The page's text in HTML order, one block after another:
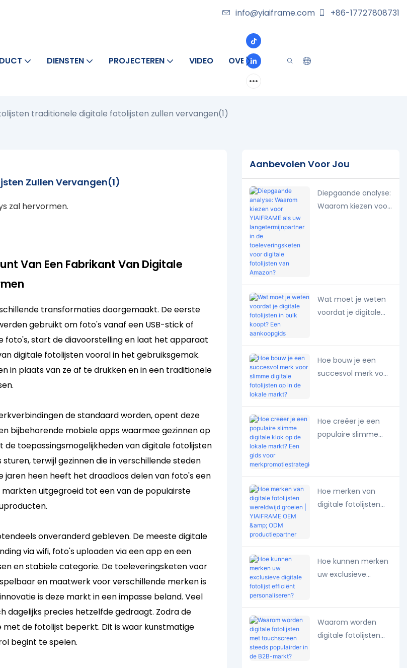
info@yiaiframe.com +86-17727808731
DIENSTEN PROJECTEREN VIDEO OVER CONTACT
traditionele digitale fotolijsten zullen vervangen(1)
Zullen Vervangen(1)
zal hervormen.
Van Een Fabrikant Van Digitale
transformaties doorgemaakt. De eerste
gebruikt om foto's vanaf een USB-stick of
foto's, start de diavoorstelling en laat het apparaat
digitale fotolijsten vooral in het gebruiksgemak.
in plaats van ze af te drukken en in een traditionele
de standaard worden, opent deze
bijbehorende mobiele apps waarmee gezinnen op
toepassingsmogelijkheden van digitale fotolijsten
terwijl gezinnen die in verschillende steden
jaren heen heeft het draadloos delen van foto's een
uitgegroeid tot een van de populairste
onveranderd gebleven. De meeste digitale
via wifi, foto's uploaden via een app en een
en stabiele categorie. De toeleveringsketen voor
en maatwerk voor verschillende merken is
is deze markt in een impasse beland. Veel
dagelijks precies hetzelfde gedraagt. Zodra de
de fotolijst beperkt. Dit is waar kunstmatige
begint te spelen.
Aanbevolen Voor Jou
Diepgaande analyse:
Waarom kiezen voor
fotolijsten van
Amazon?
Wat moet je weten
voordat je digitale
Hoe bouw je een
succesvol merk voor
Hoe creëer je een
populaire slimme
merkpromotiestrate
gieën.
Hoe merken van
digitale fotolijsten
productiepartner
Hoe kunnen merken
uw exclusieve
Waarom worden
digitale fotolijsten